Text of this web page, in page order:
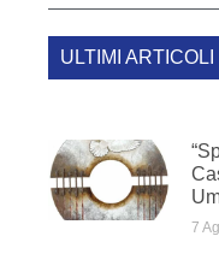
ULTIMI ARTICOLI
7